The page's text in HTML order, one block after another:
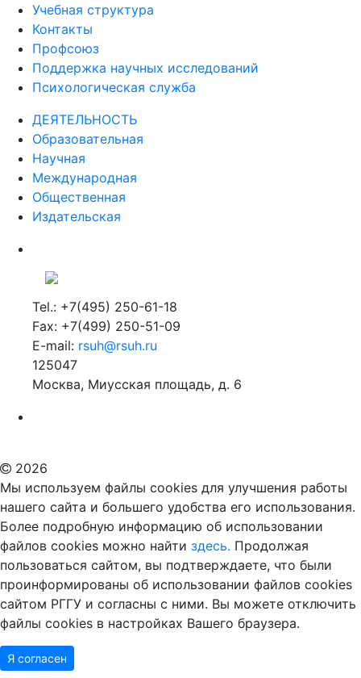
Учебная структура
Контакты
Профсоюз
Поддержка научных исследований
Психологическая служба
ДЕЯТЕЛЬНОСТЬ
Образовательная
Научная
Международная
Общественная
Издательская
Tel.: +7(495) 250-61-18
Fax: +7(499) 250-51-09
E-mail: rsuh@rsuh.ru
125047
Москва, Миусская площадь, д. 6
2026
Мы используем файлы cookies для улучшения работы
нашего сайта и большего удобства его использования.
Более подробную информацию об использовании
файлов cookies можно найти здесь. Продолжая
пользоваться сайтом, вы подтверждаете, что были
проинформированы об использовании файлов cookies
сайтом РГГУ и согласны с ними. Вы можете отключить
файлы cookies в настройках Вашего браузера.
Я согласен